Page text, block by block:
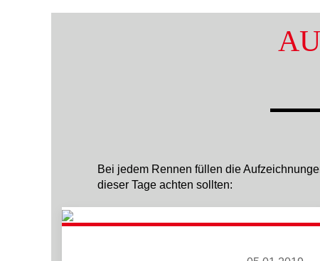
Bei jedem Rennen füllen die
dieser Tage achten sollten: